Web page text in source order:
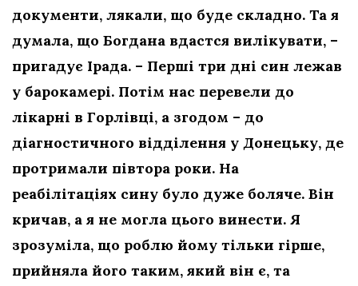
документи, лякали, що буде складно. Та я
думала, що Богдана вдастся вилікувати, –
пригадує Ірада. – Перші три дні син лежав
у барокамері. Потім нас перевели до
лікарні в Горлівці, а згодом – до
діагностичного відділення у Донецьку, де
протримали півтора роки. На
реабілітаціях сину було дуже боляче. Він
кричав, а я не могла цього винести. Я
зрозуміла, що роблю йому тільки гірше,
прийняла його таким, який він є, та